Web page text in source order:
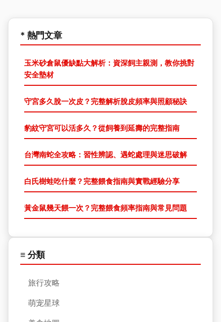
* 熱門文章
玉米砂倉鼠優缺點大解析：資深飼主親測，教你挑對
安全墊材
守宮多久脫一次皮？完整解析脫皮頻率與照顧秘訣
豹紋守宮可以活多久？從飼養到延壽的完整指南
台灣南蛇全攻略：習性辨認、遇蛇處理與迷思破解
白氏樹蛙吃什麼？完整餵食指南與實戰經驗分享
黃金鼠幾天餵一次？完整餵食頻率指南與常見問題
≡ 分類
旅行攻略
萌宠星球